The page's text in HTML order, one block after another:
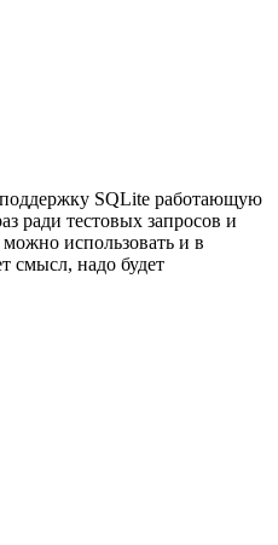
SQLite работающую
ради тестовых запросов и
использовать и в
смысл, надо будет